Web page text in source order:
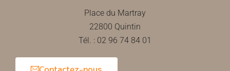
Place du Martray
22800 Quintin
Tél. : 02 96 74 84 01